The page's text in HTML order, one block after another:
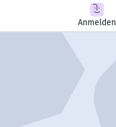
Anmelden